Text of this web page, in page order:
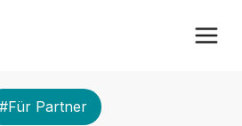
#Für Partner